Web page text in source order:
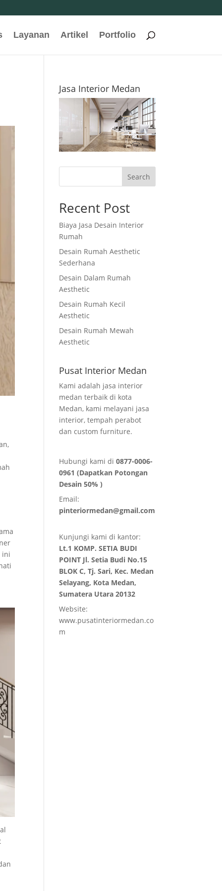
Layanan Artikel Portfolio
ini
Jasa Interior Medan
Search
Recent Post
Biaya Jasa Desain Interior
Rumah
Desain Rumah Aesthetic
Sederhana
Desain Dalam Rumah
Aesthetic
Desain Rumah Kecil
Aesthetic
Desain Rumah Mewah
Aesthetic
Pusat Interior Medan
Kami adalah jasa interior
medan terbaik di kota
Medan, kami melayani jasa
interior, tempah perabot
dan custom furniture.
Hubungi kami di0877-0006-
0961 (Dapatkan Potongan
Desain 50% )
Email:
pinteriormedan@gmail.com
Kunjungi kami di kantor:
Lt.1 KOMP. SETIA BUDI
POINT Jl. Setia Budi No.15
BLOK C, Tj. Sari, Kec. Medan
Selayang, Kota Medan,
Sumatera Utara 20132
Website:
www.pusatinteriormedan.co
m